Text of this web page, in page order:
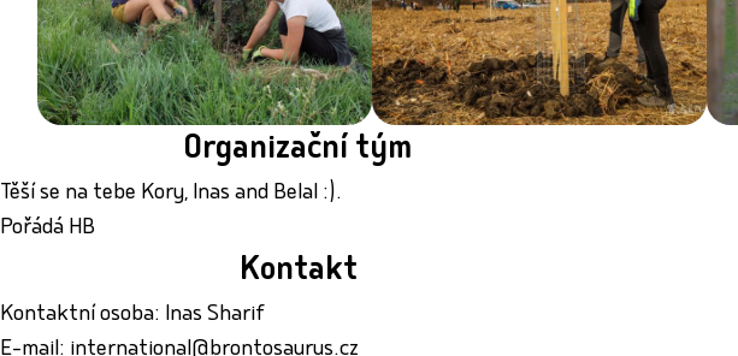
Organizační tým
Těší se na tebe Kory, Inas and Belal :).
Pořádá HB
Kontakt
Kontaktní osoba: Inas Sharif